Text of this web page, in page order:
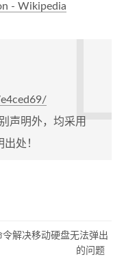
- Wikipedia
声明外，均采用
处！
令解决移动硬盘无法弹出
的问题